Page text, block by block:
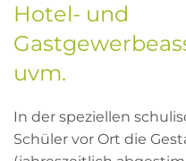
Hotel- und
uvm.
In der speziellen
Schüler vor Ort die